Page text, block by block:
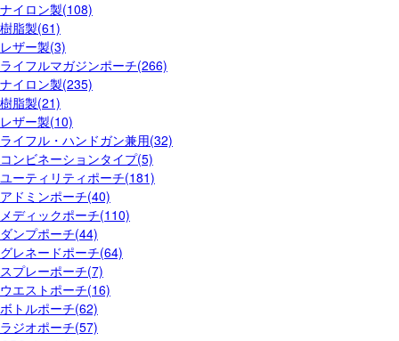
ナイロン製(108)
樹脂製(61)
レザー製(3)
ライフルマガジンポーチ(266)
ナイロン製(235)
樹脂製(21)
レザー製(10)
ライフル・ハンドガン兼用(32)
コンビネーションタイプ(5)
ユーティリティポーチ(181)
アドミンポーチ(40)
メディックポーチ(110)
ダンプポーチ(44)
グレネードポーチ(64)
スプレーポーチ(7)
ウエストポーチ(16)
ボトルポーチ(62)
ラジオポーチ(57)